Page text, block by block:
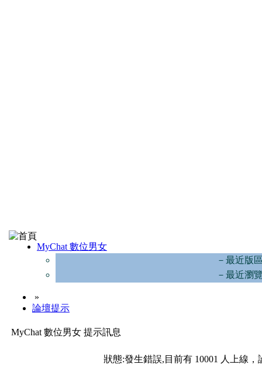
MyChat 數位男女
－最近版
－最近瀏
»
論壇提示
MyChat 數位男女 提示訊息
狀態:發生錯誤,目前有 10001 人上線